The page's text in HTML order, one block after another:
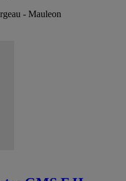
- Mauleon